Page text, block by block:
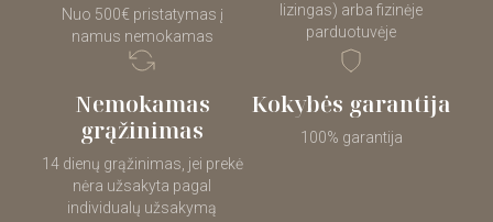
Nuo 500€ pristatymas į
namus nemokamas
lizingas) arba fizinėje
parduotuvėje
Nemokamas
grąžinimas
14 dienų grąžinimas, jei prekė
nėra užsakyta pagal
individualų užsakymą
Kokybės garantija
100% garantija